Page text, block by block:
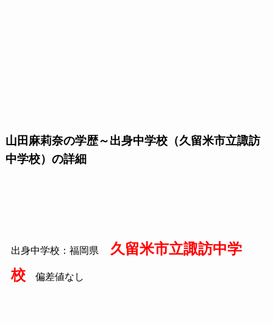
山田麻莉奈の学歴～出身中学校（久留米市立諏訪
中学校）の詳細
出身中学校：福岡県
久留米市立諏訪中学
校偏差値なし